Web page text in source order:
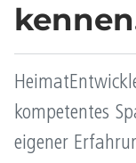
kompetentes
eigener